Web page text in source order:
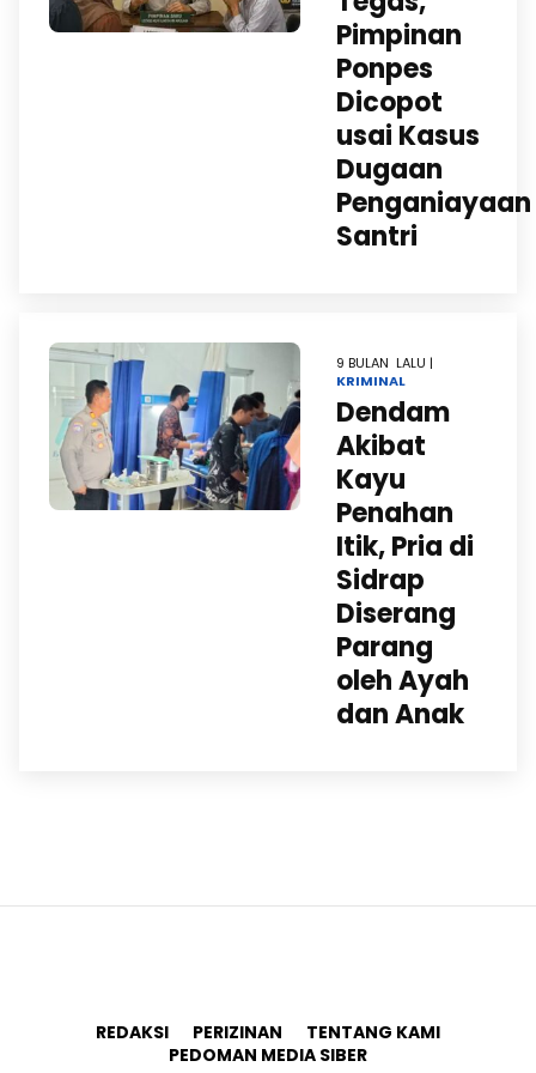
Pimpinan
Ponpes
Dicopot
usai Kasus
Dugaan
Penganiayaan
Santri
9 BULAN LALU |
KRIMINAL
Dendam
Akibat
Kayu
Penahan
Itik, Pria di
Sidrap
Diserang
Parang
oleh Ayah
dan Anak
REDAKSI PERIZINAN
TENTANG KAMI
PEDOMAN MEDIA SIBER